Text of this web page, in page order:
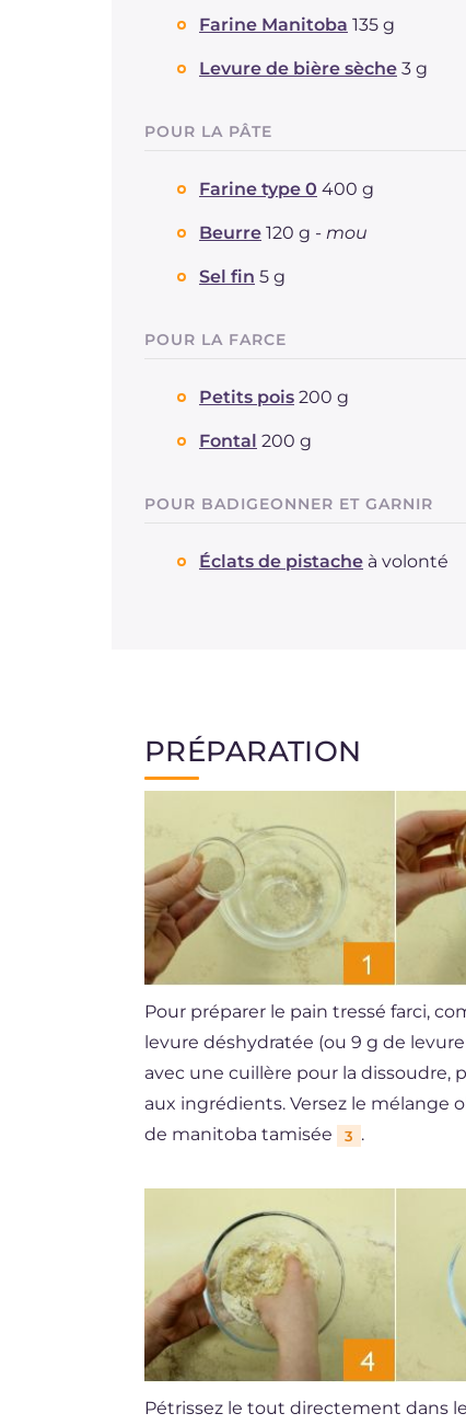
Farine Manitoba 135 g
Levure de bière sèche 3 g
POUR LA PÂTE
Farine type 0 400 g
Beurre 120 g - mou
Sel fin 5 g
POUR LA FARCE
Petits pois 200 g
Fontal 200 g
POUR BADIGEONNER ET GARNIR
Éclats de pistache à volonté
PRÉPARATION
Pour préparer le pain tressé farci,
levure déshydratée (ou 9 g de
avec une cuillère pour la dissoudre,
aux ingrédients. Versez le mélange
de manitoba tamisée
3 .
Pétrissez le tout directement dans